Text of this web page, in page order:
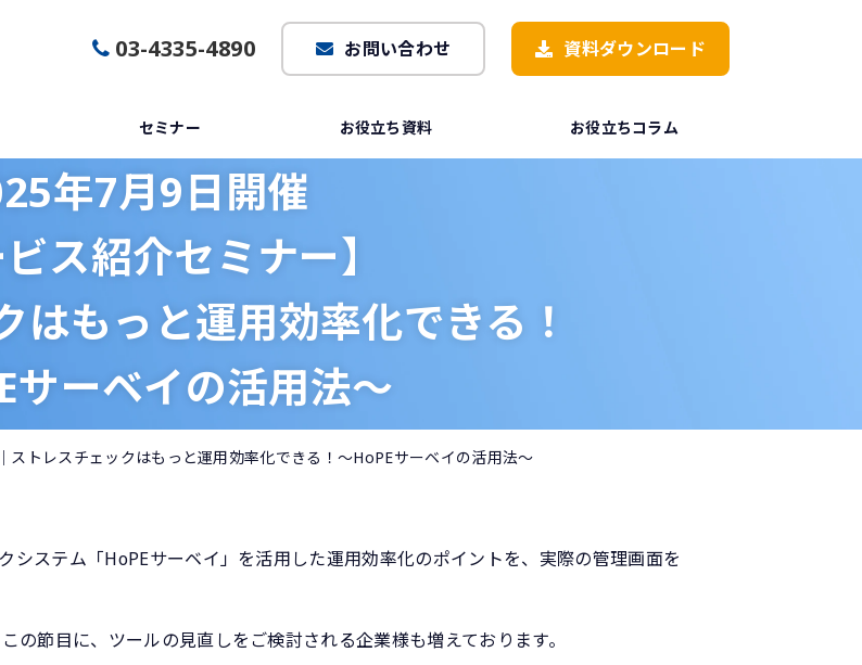
03-4335-4890 お問い合わせ 資料ダウンロード
セミナー お役立ち資料 お役立ちコラム
年7月9日開催
ビス紹介セミナー】
はもっと運用効率化できる！
サーベイの活用法～
ストレスチェックはもっと運用効率化できる！～HoPEサーベイの活用法～
ステム「HoPEサーベイ」を活用した運用効率化のポイントを、実際の管理画面を
節目に、ツールの見直しをご検討される企業様も増えております。